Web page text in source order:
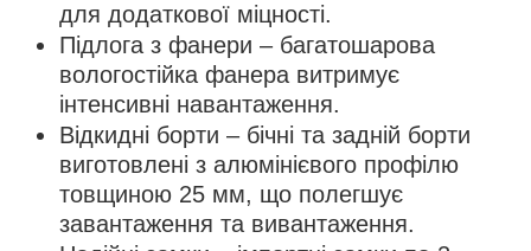
для додаткової міцності.
Підлога з фанери – багатошарова
вологостійка фанера витримує
інтенсивні навантаження.
Відкидні борти – бічні та задній борти
виготовлені з алюмінієвого профілю
товщиною 25 мм, що полегшує
завантаження та вивантаження.